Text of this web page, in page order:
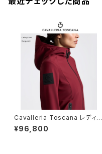
Cavalleria Toscana レディス
フードソフトシェル GID313 JV
039
¥96,800